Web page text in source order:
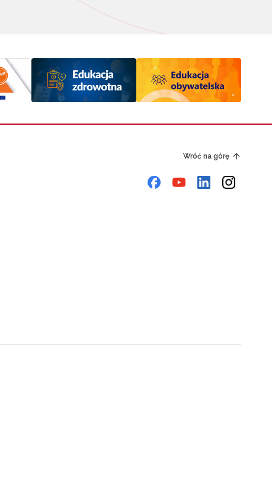
Wróć na górę